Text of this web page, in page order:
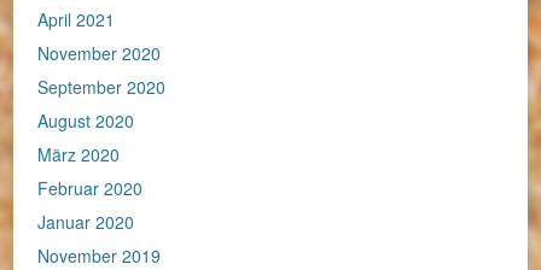
April 2021
November 2020
September 2020
August 2020
März 2020
Februar 2020
Januar 2020
November 2019